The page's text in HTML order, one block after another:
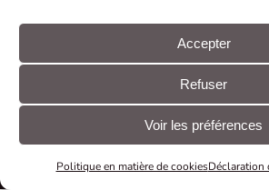
Accepter
Refuser
Voir les préférences
Politique en matière de cookiesDéclaration
Subventions
© CUE, a.s.
Tous droits